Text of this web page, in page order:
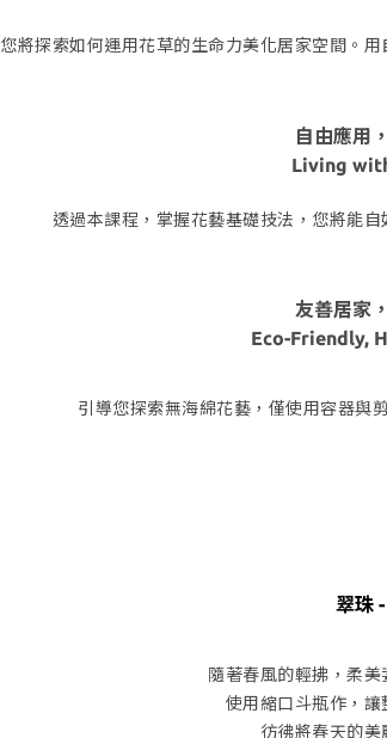
您將探索如何運用花草的生命力美化居家空間。
自由應用
Living
透過本課程，掌握花藝基礎技法，您將能
友善居家
Eco-Friendly,
引導您探索無海綿花藝，僅使用容器與
翠珠
隨著春風的輕拂，柔美
使用縮口斗瓶作，讓
彷彿將春天的美